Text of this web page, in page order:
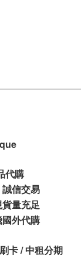
代購
信交易
量充足
外代購
卡 / 中租分期